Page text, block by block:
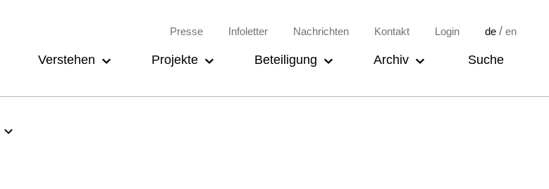
Verstehen Projekte Beteiligung Archiv Suche
de / en
Meta-
Presse Infoletter Nachrichten Kontakt Login